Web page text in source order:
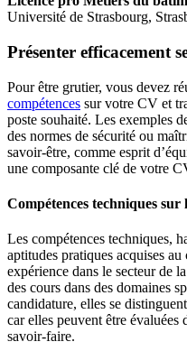
Université de Strasbourg,
Présenter efficacement
Pour être grutier, vous devez
compétences sur votre CV et
poste souhaité. Les exemples
des normes de sécurité ou
savoir-être, comme esprit
une composante clé de votre
Compétences techniques sur
Les compétences techniques,
aptitudes pratiques acquises
expérience dans le secteur de
des cours dans des domaines
candidature, elles se
car elles peuvent être
savoir-faire.